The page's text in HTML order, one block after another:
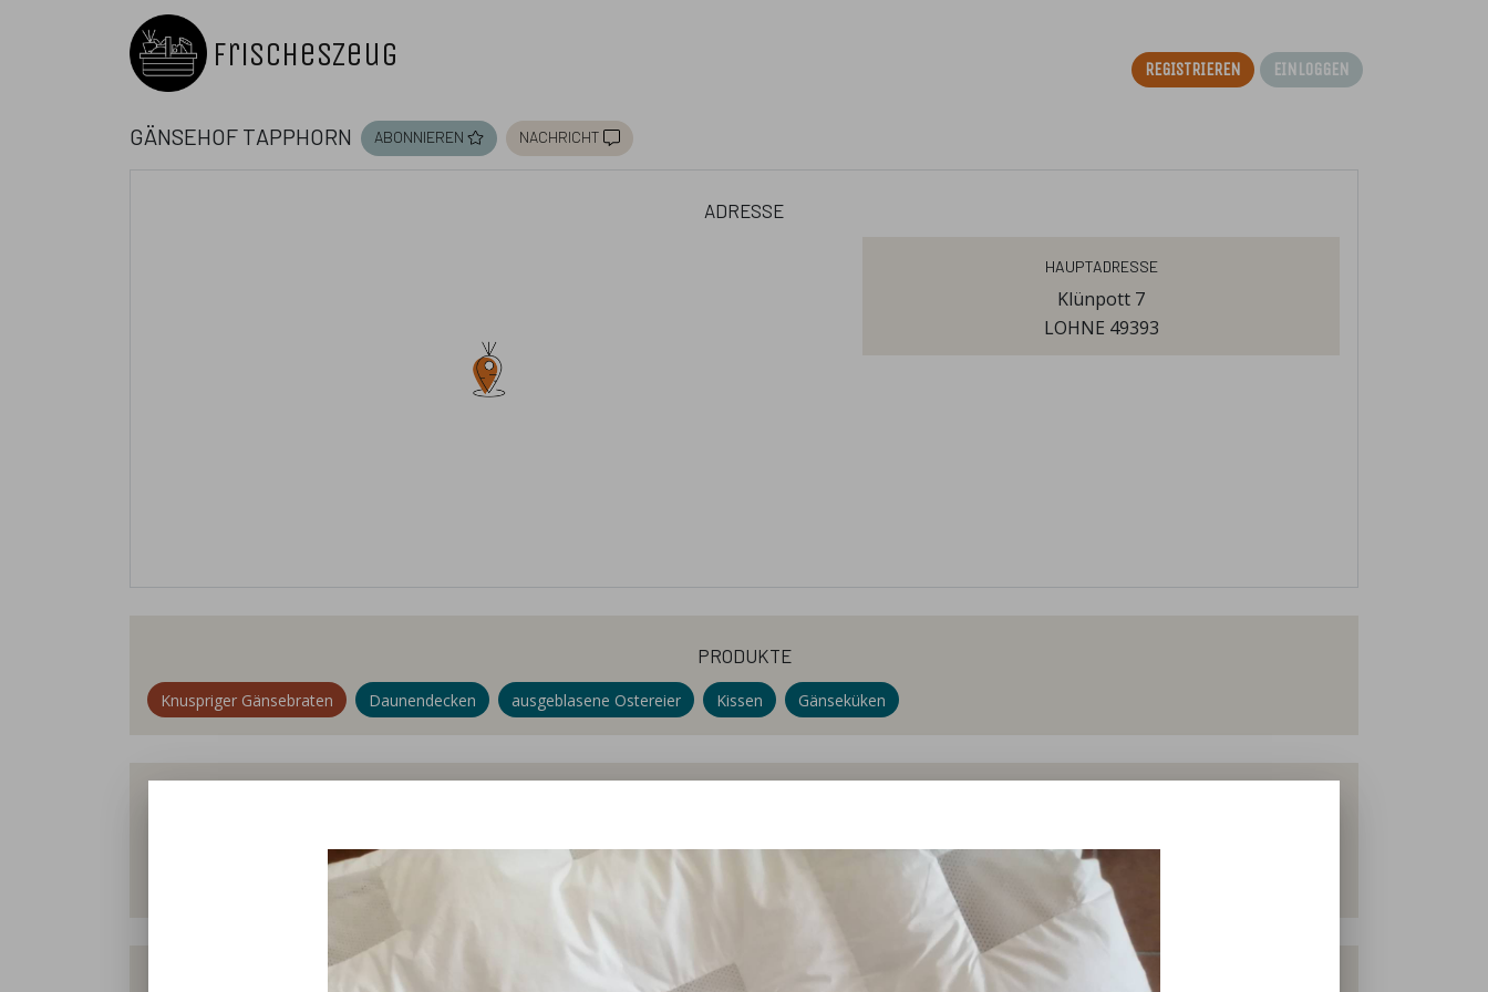
FrischesZeug Registrieren Einloggen
Gänsehof Tapphorn abonnieren nachricht
adresse
Hauptadresse
Klünpott 7
LOHNE 49393
produkte
Knuspriger Gänsebraten Daunendecken ausgeblasene Ostereier Kissen Gänseküken
Vorstellungen von Nachhaltigkeit, Tierwohl und Qualität. Wir streben nicht danach die Größten zu werden, sondern die Besten❣️
öffnungszeiten